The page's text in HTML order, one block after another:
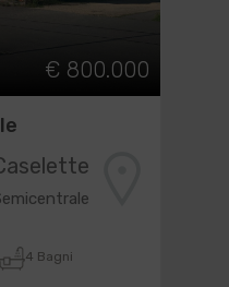
€ 800.000
4 Bagni